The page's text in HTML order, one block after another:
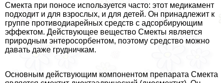
Смекта при поносе используется часто: этот медикамент
подходит и для взрослых, и для детей. Он принадлежит к
группе противодиарейных средств с адсорбирующим
эффектом. Действующее вещество Смекты является
природным энтеросорбентом, поэтому средство можно
давать даже грудничкам.
Основным действующим компонентом препарата Смекта